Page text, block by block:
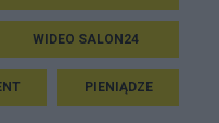
WIDEO SALON24
PIENIĄDZE